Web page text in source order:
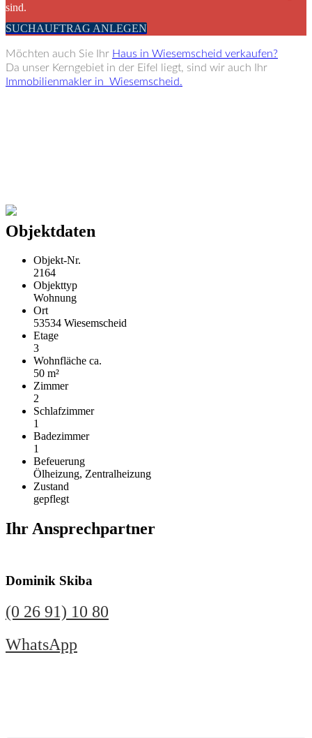
sind.
SUCHAUFTRAG ANLEGEN
Möchten auch Sie Ihr Haus in Wiesemscheid verkaufen?
Da unser Kerngebiet in der Eifel liegt, sind wir auch Ihr
Immobilienmakler in Wiesemscheid.
Objektdaten
Objekt-Nr.
2164
Objekttyp
Wohnung
Ort
53534 Wiesemscheid
Etage
3
Wohnfläche ca.
50 m²
Zimmer
2
Schlafzimmer
1
Badezimmer
1
Befeuerung
Ölheizung, Zentralheizung
Zustand
gepflegt
Ihr Ansprechpartner
Dominik Skiba
(0 26 91) 10 80
WhatsApp